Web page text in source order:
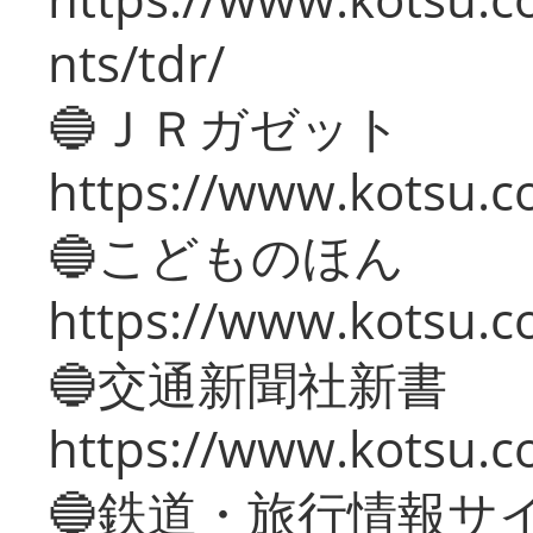
nts/tdr/
🔵ＪＲガゼット
https://
🔵こどものほん
https://
🔵交通新聞社新書
https://
🔵鉄道・旅行情報サ